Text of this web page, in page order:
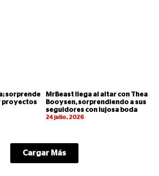
sorprende
proyectos
MrBeast llega al altar con Thea
Booysen, sorprendiendo a sus
seguidores con lujosa boda
24 julio, 2026
Cargar Más